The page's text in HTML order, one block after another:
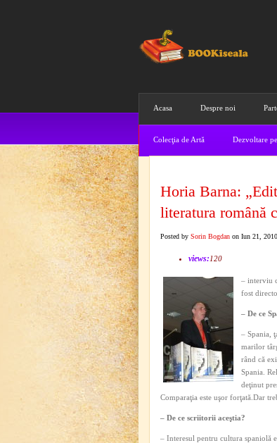
Acasa Despre noi
Colecţia de Artă Dezvoltare
Horia Barna:
literatura română
Posted by Sorin Bogdan on Iun 21,
views:120
– interviu
fost
– De ce
– Spania,
marilor
rând că
Spania.
deţinut
Comparaţia este uşor forţată.Dar
– De ce scriitorii aceştia?
– Interesul pentru cultura spaniolă